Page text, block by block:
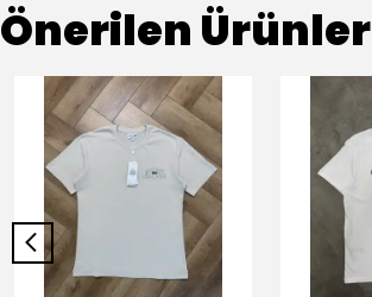
Önerilen Ürünler